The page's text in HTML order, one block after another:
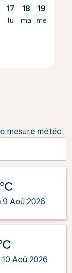
17
lu
18
ma
19
me
mesure météo:
9 Aoû 2026
10 Aoû 2026